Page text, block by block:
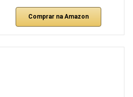
Comprar na Amazon